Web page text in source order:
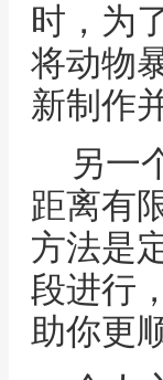
时，为
将动物
新制作
另一
距离有
方法是
段进行
助你更